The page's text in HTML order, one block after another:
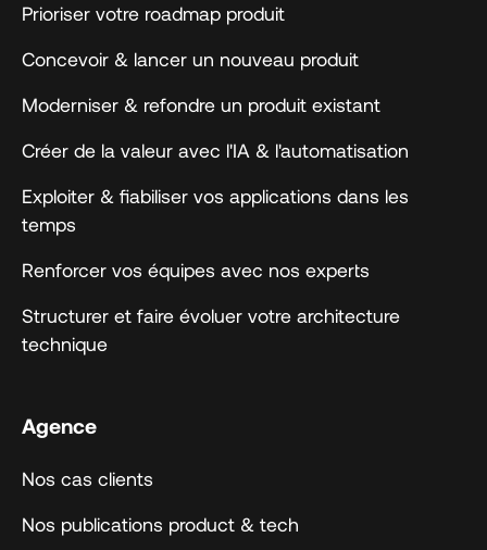
Prioriser votre roadmap produit
Concevoir & lancer un nouveau produit
Moderniser & refondre un produit existant
Créer de la valeur avec l'IA & l'automatisation
Exploiter & fiabiliser vos applications dans les
temps
Renforcer vos équipes avec nos experts
Structurer et faire évoluer votre architecture
technique
Agence
Nos cas clients
Nos publications product & tech